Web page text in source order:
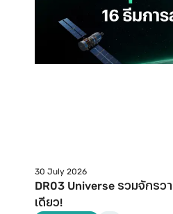
30 July 2026
DR03 Universe รวมจักรว
เดียว!